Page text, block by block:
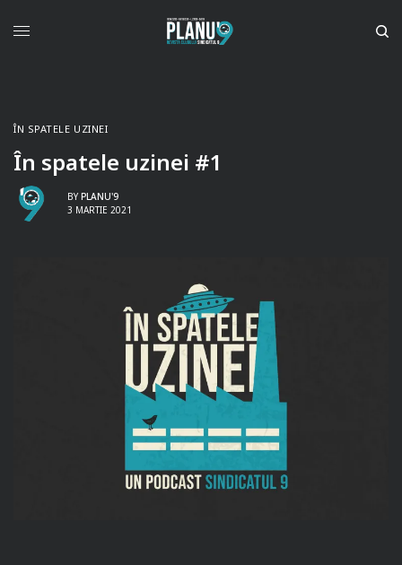
ÎN SPATELE UZINEI
În spatele uzinei #1
BY PLANU'9
3 MARTIE 2021